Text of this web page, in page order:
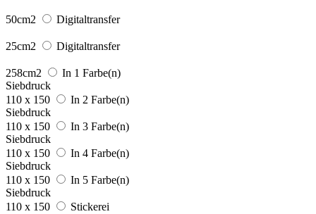
50cm2 Digitaltransfer
25cm2 Digitaltransfer
258cm2
In 1 Farbe(n)
Siebdruck
110 x 150
In 2 Farbe(n)
Siebdruck
110 x 150
In 3 Farbe(n)
Siebdruck
110 x 150
In 4 Farbe(n)
Siebdruck
110 x 150
In 5 Farbe(n)
Siebdruck
110 x 150
Stickerei